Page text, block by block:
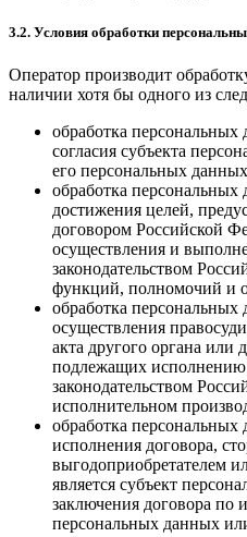
3.2. Условия обработки
Оператор производит
наличии хотя бы одного из
обработка персональных
согласия субъекта
его персональных
обработка
достижения целей,
договором Российской
осуществления и
законодательством
функций, полномочий и
обработка
осуществления
акта другого органа или
подлежащих исполнению
законодательством
исполнительном
обработка
исполнения договора,
выгодоприобретателем
является субъект
заключения договора по
персональных данных